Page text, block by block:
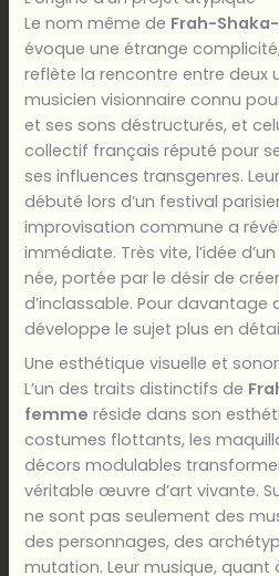
Le nom même de Frah-
évoque une étrange
reflète la rencontre entre deux
musicien visionnaire connu
et ses sons déstructurés, et
collectif français réputé pour
ses influences transgenres.
débuté lors d’un festival
improvisation commune a
immédiate. Très vite, l’idée
née, portée par le désir de
d’inclassable. Pour
développe le sujet plus en
Une esthétique visuelle et
L’un des traits distinctifs de
femme réside dans son
costumes flottants, les
décors modulables
véritable œuvre d’art vivante.
ne sont pas seulement des
des personnages, des
mutation. Leur musique, quant